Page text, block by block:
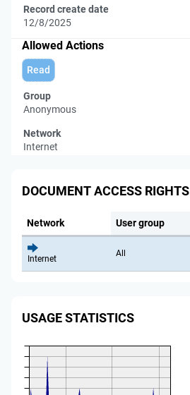
Record create date
12/8/2025
Allowed Actions
Read
Group
Anonymous
Network
Internet
DOCUMENT ACCESS RIGHTS
Network User group
Internet
All
USAGE STATISTICS